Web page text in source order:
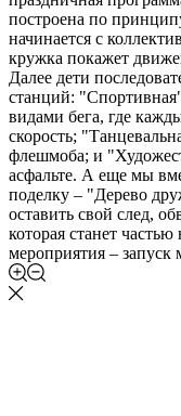
построена по
начинается с
кружка покажет
Далее дети
станций:
видами бега, где
скорость;
флешмоба; и
асфальте. А еще мы
поделку – "Дерево
оставить свой след,
которая станет
мероприятия –